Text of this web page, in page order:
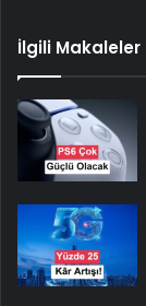
İlgili Makaleler